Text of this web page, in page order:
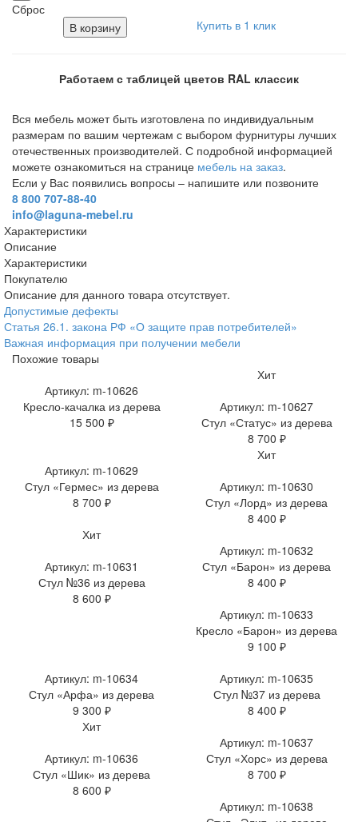
Сброс
В корзину
Купить в 1 клик
Работаем с таблицей цветов RAL классик
Вся мебель может быть изготовлена по индивидуальным
размерам по вашим чертежам с выбором фурнитуры лучших
отечественных производителей. С подробной информацией
можете ознакомиться на странице мебель на заказ.
Если у Вас появились вопросы – напишите или позвоните
8 800 707-88-40
info@laguna-mebel.ru
Характеристики
Описание
Характеристики
Покупателю
Описание для данного товара отсутствует.
Допустимые дефекты
Статья 26.1. закона РФ «О защите прав потребителей»
Важная информация при получении мебели
Похожие товары
Артикул: m-10626
Кресло-качалка из дерева
15 500 ₽
Хит
Артикул: m-10627
Стул «Статус» из дерева
8 700 ₽
Артикул: m-10629
Стул «Гермес» из дерева
8 700 ₽
Хит
Артикул: m-10630
Стул «Лорд» из дерева
8 400 ₽
Хит
Артикул: m-10631
Стул №36 из дерева
8 600 ₽
Артикул: m-10632
Стул «Барон» из дерева
8 400 ₽
Артикул: m-10633
Кресло «Барон» из дерева
9 100 ₽
Артикул: m-10634
Стул «Арфа» из дерева
9 300 ₽
Артикул: m-10635
Стул №37 из дерева
8 400 ₽
Хит
Артикул: m-10636
Стул «Шик» из дерева
8 600 ₽
Артикул: m-10637
Стул «Хорс» из дерева
8 700 ₽
Артикул: m-10638